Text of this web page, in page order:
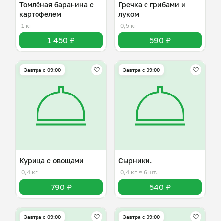
Томлёная баранина с
картофелем
1 кг
1 450 ₽
Гречка с грибами и
луком
0,5 кг
590 ₽
Завтра c 09:00
Курица с овощами
0,4 кг
790 ₽
Завтра c 09:00
Сырники.
0,4 кг ≈ 6 шт.
540 ₽
Завтра c 09:00 Завтра c 09:00